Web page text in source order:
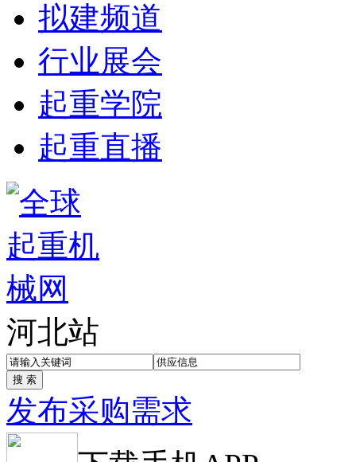
拟建频道
行业展会
起重学院
起重直播
河北站
发布采购需求